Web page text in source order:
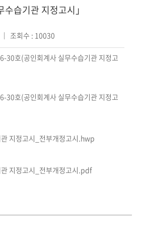
수습기관 지정고시」
조회수 : 10030
30호(공인회계사 실무수습기관 지정고
30호(공인회계사 실무수습기관 지정고
지정고시_전부개정고시.hwp
지정고시_전부개정고시.pdf